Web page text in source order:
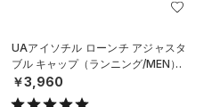
UAアイソチル ローンチ アジャスタ
ブル キャップ（ランニング/MEN）
￥3,960